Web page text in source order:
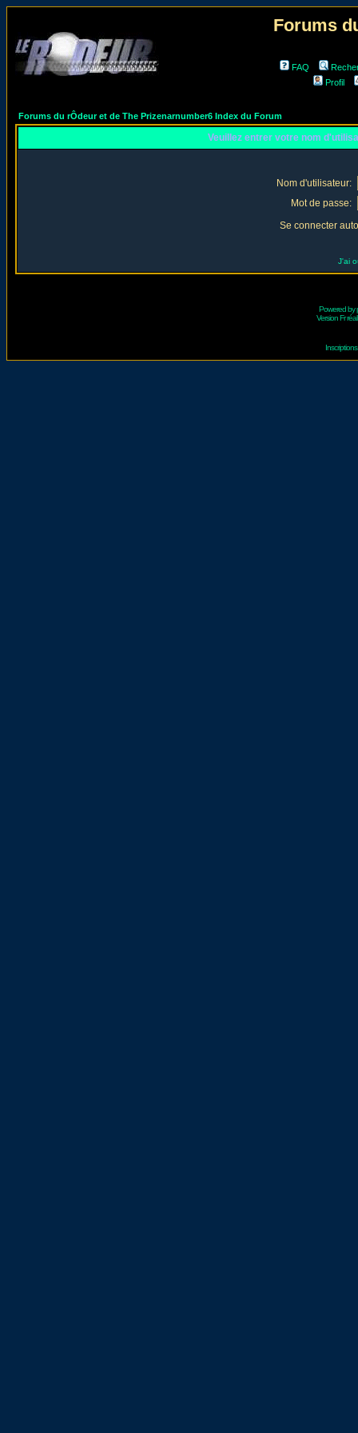
Forums
FAQ
Profil
Forums du rÔdeur et de The Prizenarnumber6 Index du Forum
Veuillez entrer votre nom
Nom d'utilisateur:
Mot de passe:
Se connecter
J'ai
Powered by
Version Fr